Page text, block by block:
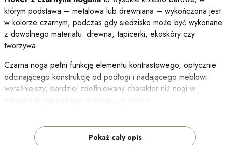
którym podstawa – metalowa lub drewniana – wykończona jest
w kolorze czarnym, podczas gdy siedzisko może być wykonane
z dowolnego materiału: drewna, tapicerki, ekoskóry czy
tworzywa.
Czarna noga pełni funkcję elementu kontrastowego, optycznie
odcinającego konstrukcję od podłogi i nadającego meblowi
wyraźniejszy, bardziej zdefiniowany charakter niż nogi w
skandynawskiej, gdzie czarna, cienka noga metalowa kontrastuje
Pokaż cały opis